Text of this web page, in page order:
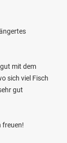
mit dem
sich viel Fisch
gut
freuen!